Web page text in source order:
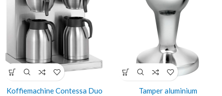
Koffiemachine Contessa Duo Tamper aluminium